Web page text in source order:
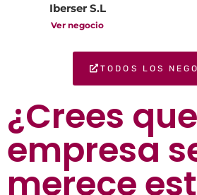
Iberser S.L
Ver negocio
TODOS LOS
¿Crees
empresa
merece